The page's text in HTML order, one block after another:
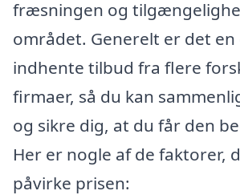
fræsningen og
området. Generelt er det en
indhente tilbud fra flere
firmaer, så du kan
og sikre dig, at du får den
Her er nogle af de faktorer,
påvirke prisen: